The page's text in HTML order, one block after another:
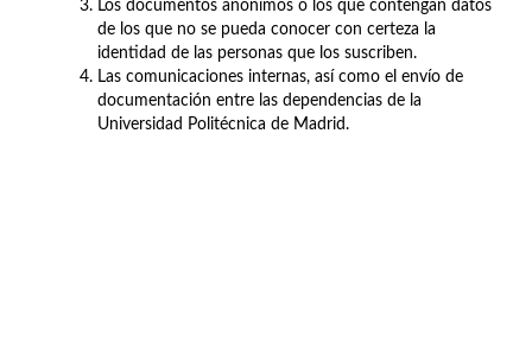
Los documentos anónimos o los que contengan datos
de los que no se pueda conocer con certeza la
identidad de las personas que los suscriben.
Las comunicaciones internas, así como el envío de
documentación entre las dependencias de la
Universidad Politécnica de Madrid.